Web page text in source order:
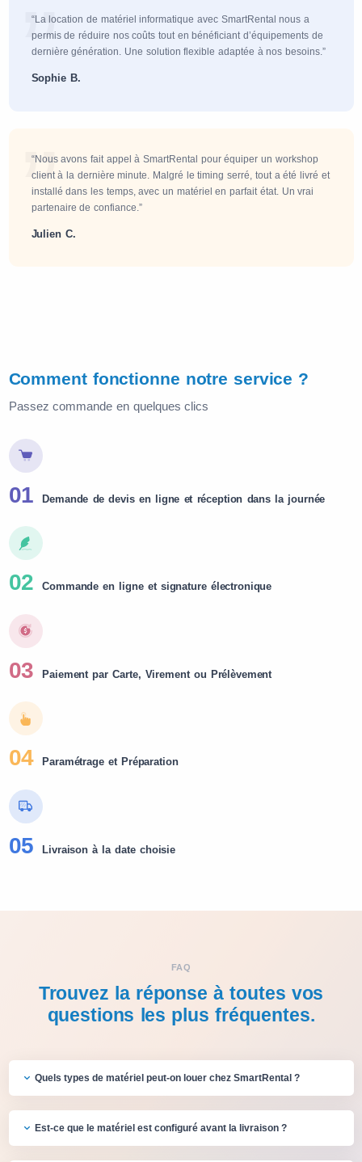
“La location de matériel informatique avec SmartRental nous a
permis de réduire nos coûts tout en bénéficiant d’équipements de
dernière génération. Une solution flexible adaptée à nos besoins.”
Sophie B.
“Nous avons fait appel à SmartRental pour équiper un workshop
client à la dernière minute. Malgré le timing serré, tout a été livré et
installé dans les temps, avec un matériel en parfait état. Un vrai
partenaire de confiance.”
Julien C.
Comment fonctionne notre service ?
Passez commande en quelques clics
01 Demande de devis en ligne et réception dans la journée
02 Commande en ligne et signature électronique
03 Paiement par Carte, Virement ou Prélèvement
04 Paramétrage et Préparation
05 Livraison à la date choisie
FAQ
Trouvez la réponse à toutes vos
questions les plus fréquentes.
Quels types de matériel peut-on louer chez SmartRental ?
Est-ce que le matériel est configuré avant la livraison ?